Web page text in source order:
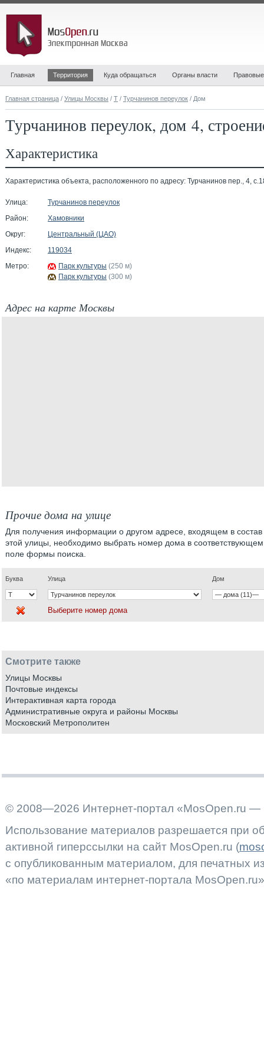
Главная Территория Куда обращаться Органы власти
Главная страница / Улицы Москвы / Т / Турчанинов переулок / Дом
Турчанинов переулок, дом 4,
Характеристика
Характеристика объекта, расположенного по адресу: Турчанинов пер., 4,
Улица:
Турчанинов переулок
Район:
Хамовники
Округ:
Центральный (ЦАО)
Индекс:
119034
Метро:
Парк культуры (250 м)
Парк культуры (300 м)
Адрес на карте Москвы
Прочие дома на улице
Для получения информации о другом адресе, входящем в состав
этой улицы, необходимо выбрать номер дома в соответствующем
поле формы поиска.
Буква Улица Дом
Выберите номер дома
Смотрите также
Улицы Москвы
Почтовые индексы
Интерактивная карта города
Административные округа и районы Москвы
Московский Метрополитен
© 2008—2026 Интернет-портал «MosOpen.ru —
Использование материалов разрешается при
активной гиперссылки на сайт MosOpen.ru (
с опубликованным материалом, для печатных
«по материалам интернет-портала